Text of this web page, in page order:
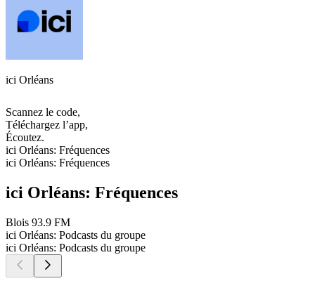
ici Orléans
Scannez le code,
Téléchargez l’app,
Écoutez.
ici Orléans: Fréquences
ici Orléans: Fréquences
ici Orléans: Fréquences
Blois 93.9 FM
ici Orléans: Podcasts du groupe
ici Orléans: Podcasts du groupe